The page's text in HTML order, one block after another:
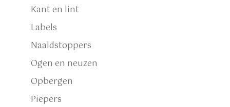
Kant en lint
Labels
Naaldstoppers
Ogen en neuzen
Opbergen
Piepers